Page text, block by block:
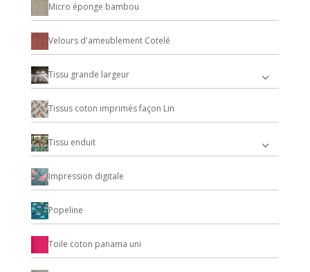
Micro éponge bambou
Velours d'ameublement Cotelé
Tissu grande largeur
Tissus coton imprimés façon Lin
Tissu enduit
Impression digitale
Popeline
Toile coton panama uni